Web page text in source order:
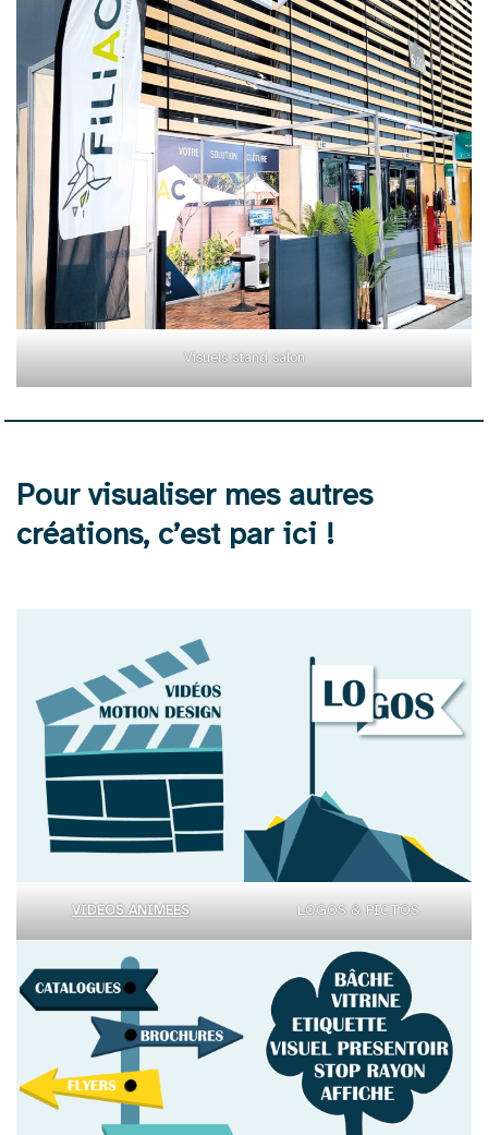
Visuels stand salon
Pour visualiser mes autres
créations, c’est par ici !
VIDEOS ANIMEES LOGOS & PICTOS